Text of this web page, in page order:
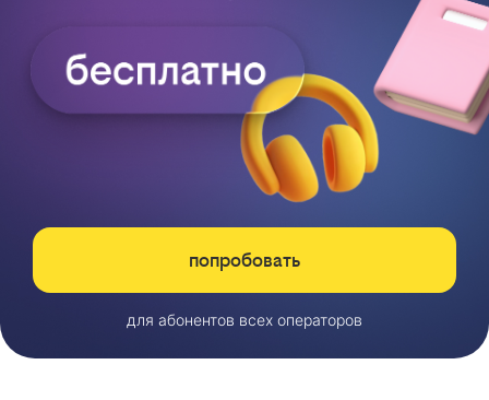
попробовать
для абонентов всех операторов